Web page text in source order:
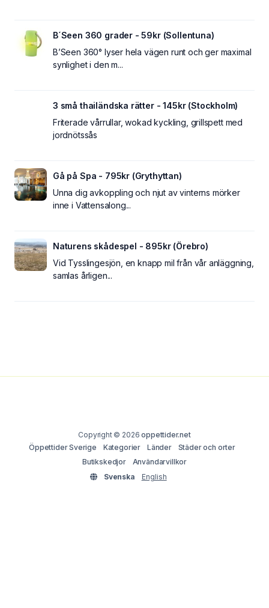
B´Seen 360 grader - 59kr (Sollentuna)
B’Seen 360° lyser hela vägen runt och ger maximal
synlighet i den m...
3 små thailändska rätter - 145kr (Stockholm)
Friterade vårrullar, wokad kyckling, grillspett med
jordnötssås
Gå på Spa - 795kr (Grythyttan)
Unna dig avkoppling och njut av vinterns mörker
inne i Vattensalong...
Naturens skådespel - 895kr (Örebro)
Vid Tysslingesjön, en knapp mil från vår anläggning,
samlas årligen...
Copyright © 2026oppettider.net
Öppettider Sverige
Kategorier Länder
Städer och orter
Butikskedjor
Användarvillkor
Svenska
English